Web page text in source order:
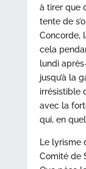
à tirer que
tente de
Concorde,
cela
lundi
jusqu’à la
irrésistible
avec la
qui, en
Le lyrisme
Comité de